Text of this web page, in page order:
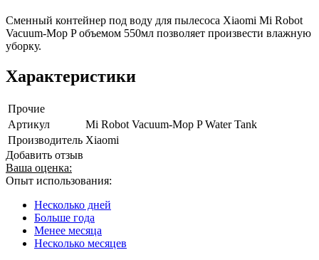
Сменный контейнер под воду для пылесоса Xiaomi Mi Robot
Vacuum-Mop P объемом 550мл позволяет произвести влажную
уборку.
Характеристики
Прочие
Артикул
Mi Robot Vacuum-Mop P Water Tank
Производитель Xiaomi
Добавить отзыв
Ваша оценка:
Опыт использования:
Несколько дней
Больше года
Менее месяца
Несколько месяцев